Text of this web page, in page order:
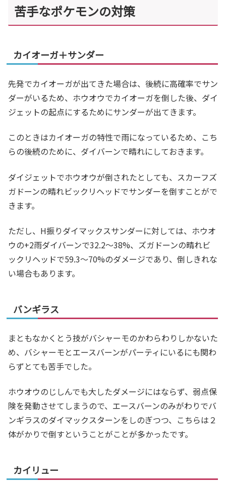
苦手なポケモンの対策
カイオーガ＋サンダー
先発でカイオーガが出てきた場合は、後続に高確率でサン
ダーがいるため、ホウオウでカイオーガを倒した後、ダイ
ジェットの起点にするためにサンダーが出てきます。
このときはカイオーガの特性で雨になっているため、こち
らの後続のために、ダイバーンで晴れにしておきます。
ダイジェットでホウオウが倒されたとしても、スカーフズ
ガドーンの晴れビックリヘッドでサンダーを倒すことがで
きます。
ただし、H振りダイマックスサンダーに対しては、ホウオ
ウの+2雨ダイバーンで32.2～38%、ズガドーンの晴れビ
ックリヘッドで59.3～70%のダメージであり、倒しきれな
い場合もあります。
バンギラス
まともなかくとう技がバシャーモのかわらわりしかないた
め、バシャーモとエースバーンがパーティにいるにも関わ
らずとても苦手でした。
ホウオウのじしんでも大したダメージにはならず、弱点保
険を発動させてしまうので、エースバーンのみがわりでバ
ンギラスのダイマックスターンをしのぎつつ、こちらは２
体がかりで倒すということがことが多かったです。
カイリュー